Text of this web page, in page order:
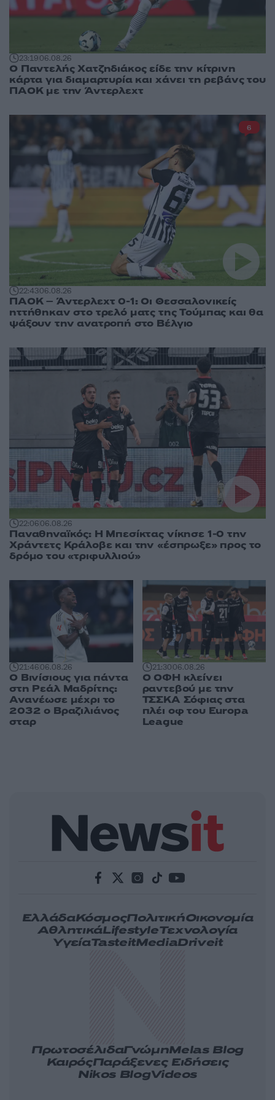
23:1906.08.26
Ο Παντελής Χατζηδιάκος είδε την κίτρινη
κάρτα για διαμαρτυρία και χάνει τη ρεβάνς του
ΠΑΟΚ με την Άντερλεχτ
22:4306.08.26
ΠΑΟΚ – Άντερλεχτ 0-1: Οι Θεσσαλονικείς
ηττήθηκαν στο τρελό ματς της Τούμπας και θα
ψάξουν την ανατροπή στο Βέλγιο
6
22:0606.08.26
Παναθηναϊκός: Η Μπεσίκτας νίκησε 1-0 την
Χράντετς Κράλοβε και την «έσπρωξε» προς το
δρόμο του «τριφυλλιού»
21:4606.08.26
Ο Βινίσιους για πάντα
στη Ρεάλ Μαδρίτης:
Ανανέωσε μέχρι το
2032 ο Βραζιλιάνος
σταρ
21:3006.08.26
Ο ΟΦΗ κλείνει
ραντεβού με την
ΤΣΣΚΑ Σόφιας στα
πλέι οφ του Europa
League
ΕλλάδαΚόσμοςΠολιτικήΟικονομία
ΑθλητικάLifestyleΤεχνολογία
ΥγείαTasteitMediaDriveit
ΠρωτοσέλιδαΓνώμηMelas Blog
ΚαιρόςΠαράξενες Ειδήσεις
Nikos BlogVideos